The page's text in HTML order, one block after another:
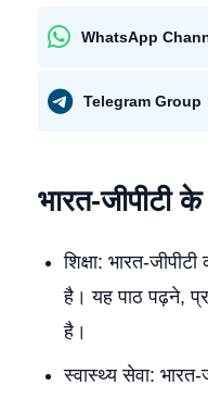
WhatsApp
Telegram Group
भारत-जीपीटी
शिक्षा: भारत-
है। यह पाठ पढ़ने,
है।
स्वास्थ्य सेवा: भारत-